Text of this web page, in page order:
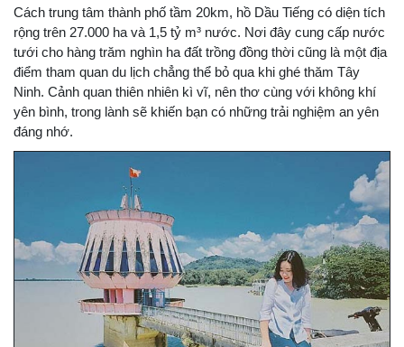
Cách trung tâm thành phố tầm 20km, hồ Dầu Tiếng có diện tích
rộng trên 27.000 ha và 1,5 tỷ m³ nước. Nơi đây cung cấp nước
tưới cho hàng trăm nghìn ha đất trồng đồng thời cũng là một địa
điểm tham quan du lịch chẳng thể bỏ qua khi ghé thăm Tây
Ninh. Cảnh quan thiên nhiên kì vĩ, nên thơ cùng với không khí
yên bình, trong lành sẽ khiến bạn có những trải nghiệm an yên
đáng nhớ.